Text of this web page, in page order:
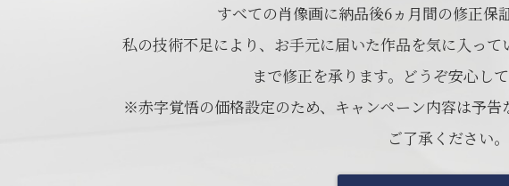
すべての肖像画に納品後6ヵ月間の修正保
私の技術不足により、お手元に届いた作品を気に入っ
まで修正を承ります。どうぞ安心し
※赤字覚悟の価格設定のため、キャンペーン内容は予告
ご了承ください。